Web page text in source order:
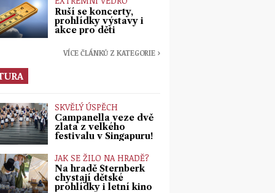
Ruší se koncerty,
prohlídky výstavy i
akce pro děti
VÍCE ČLÁNKŮ Z KATEGORIE ›
SKVĚLÝ ÚSPĚCH
Campanella veze dvě
zlata z velkého
festivalu v Singapuru!
JAK SE ŽILO NA HRADĚ?
Na hradě Šternberk
chystají dětské
prohlídky i letní kino